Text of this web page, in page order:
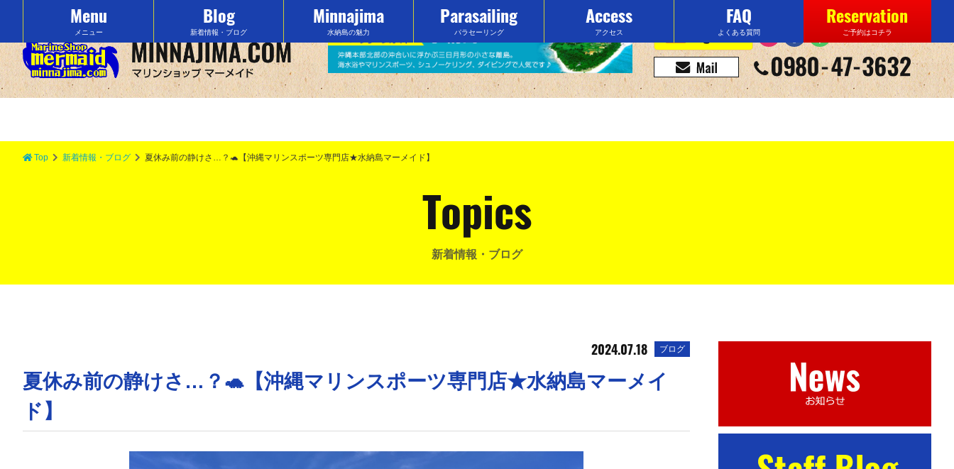
沖縄の水納島でマリンスポーツをするなら「マーメイド」で決まり！
Menu
メニュー
Blog
新着情報・ブログ
Minnajima
水納島の魅力
Parasailing
パラセーリング
Access
アクセス
FAQ
よくある質問
Reservation
ご予約はコチラ
Top 新着情報・ブログ 夏休み前の静けさ…？🐢【沖縄マリンスポーツ専門店★水納島マーメイド】
Topics
新着情報・ブログ
2024.07.18 ブログ
夏休み前の静けさ…？🐢【沖縄マリンスポーツ専門店★水納島マーメイ
ド】